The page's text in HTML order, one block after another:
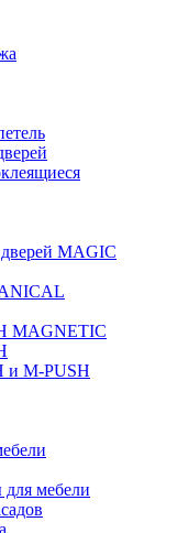
MAGIC
MAGNETIC
и M-PUSH
мебели